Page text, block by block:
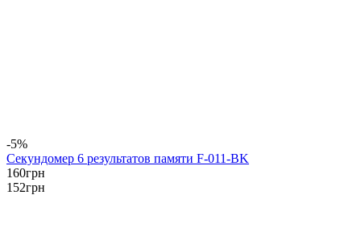
-5%
Секундомер 6 результатов памяти F-011-BK
160грн
152грн